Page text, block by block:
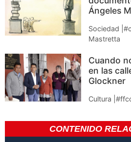
Ángeles
Sociedad
Mastretta
Cuando
en las
Glockner
Cultura
CONTENIDO